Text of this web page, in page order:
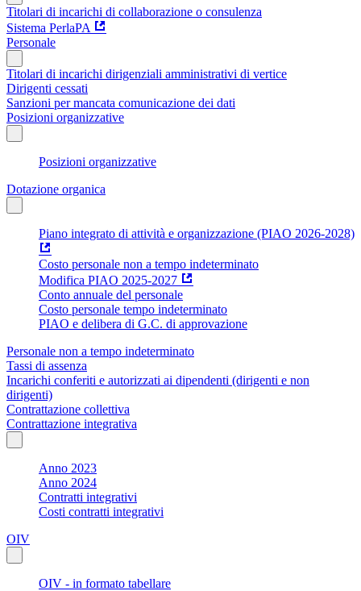
Titolari di incarichi di collaborazione o consulenza
Sistema PerlaPA
Personale
Titolari di incarichi dirigenziali amministrativi di vertice
Dirigenti cessati
Sanzioni per mancata comunicazione dei dati
Posizioni organizzative
Posizioni organizzative
Dotazione organica
Piano integrato di attività e organizzazione (PIAO 2026-2028)
Costo personale non a tempo indeterminato
Modifica PIAO 2025-2027
Conto annuale del personale
Costo personale tempo indeterminato
PIAO e delibera di G.C. di approvazione
Personale non a tempo indeterminato
Tassi di assenza
Incarichi conferiti e autorizzati ai dipendenti (dirigenti e non
dirigenti)
Contrattazione collettiva
Contrattazione integrativa
Anno 2023
Anno 2024
Contratti integrativi
Costi contratti integrativi
OIV
OIV - in formato tabellare